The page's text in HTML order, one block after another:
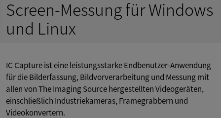
Screen-Messung für Windows
und Linux
IC Capture ist eine leistungsstarke Endbenutzer-Anwendung
für die Bilderfassung, Bildvorverarbeitung und Messung mit
allen von The Imaging Source hergestellten Videogeräten,
einschließlich Industriekameras, Framegrabbern und
Videokonvertern.